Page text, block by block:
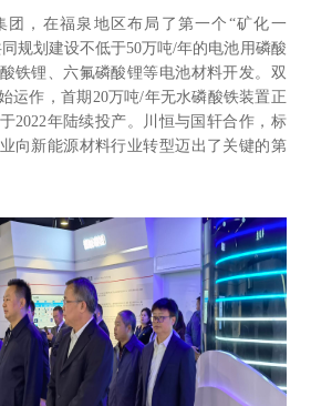
团，在福泉地区布局了第一个“矿化一
规划建设不低于50万吨/年的电池用磷酸
铁锂、六氟磷酸锂等电池材料开发。双
运作，首期20万吨/年无水磷酸铁装置正
2022年陆续投产。川恒与国轩合作，标
向新能源材料行业转型迈出了关键的第